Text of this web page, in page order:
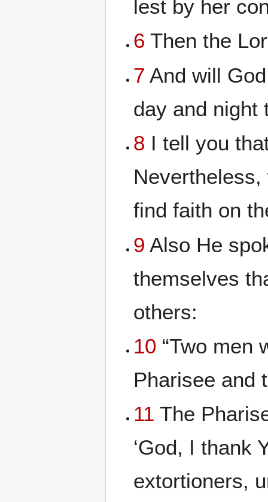
lest by her
6 Then the
7 And will
day and night
8 I tell you
find faith on
9 Also He
themselves
others:
10 “Two men
Pharisee and
11 The
‘God, I thank
extortioners,